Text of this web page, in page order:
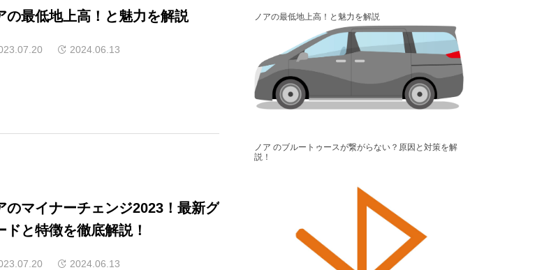
の最低地上高！と魅力を解説
2024.06.13
のマイナーチェンジ2023！最新グ
ドと特徴を徹底解説！
2024.06.13
ノアの最低地上高！と魅力を解説
ノア のブルートゥースが繋がらない？原因と対策を解
説！